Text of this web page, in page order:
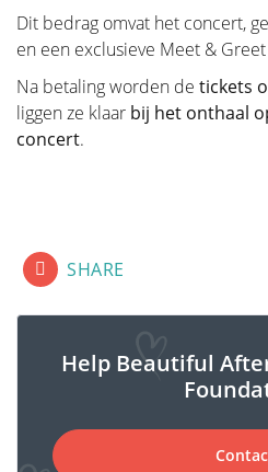
Verwijderen van de
Beslissen
Praktische
Dit bedrag omvat het concert,
en een exclusieve Meet &
Na betaling worden de tickets
liggen ze klaar bij het onthaal
concert.
SHARE
fab fa-lg fa-facebook-
fab fa-lg fa-linkedin
Help Beautiful